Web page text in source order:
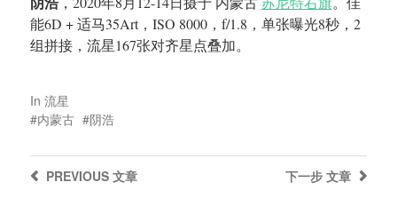
能6D + 适马35Art，ISO 8000，f/1.8，单张曝光8秒，2
组拼接，流星167张对齐星点叠加。
In 流星
内蒙古
阴浩
下一步 文章
PREVIOUS文章